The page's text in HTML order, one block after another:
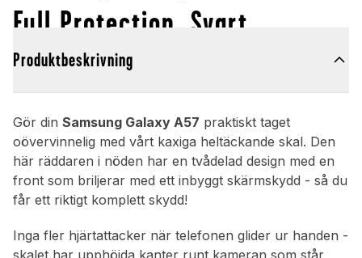
Full Protection, Svart
Produktbeskrivning
Gör din Samsung Galaxy A57 praktiskt taget
oövervinnelig med vårt kaxiga heltäckande skal. Den
här räddaren i nöden har en tvådelad design med en
front som briljerar med ett inbyggt skärmskydd - så du
får ett riktigt komplett skydd!
Inga fler hjärtattacker när telefonen glider ur handen -